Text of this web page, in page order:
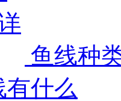
鱼线种